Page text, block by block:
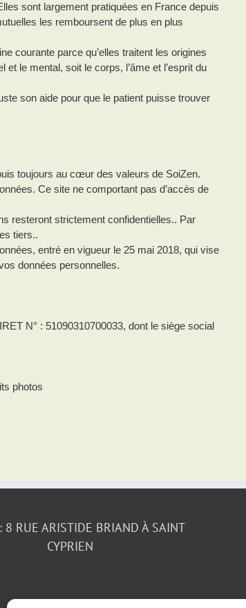
sont largement pratiquées en France depuis
les remboursent de plus en plus
courante parce qu’elles traitent les origines
le mental, soit le corps, l’âme et l’esprit du
son aide pour que le patient puisse trouver
toujours au cœur des valeurs de SoiZen.
Ce site ne comportant pas d’accès de
resteront strictement confidentielles.. Par
tiers..
entré en vigueur le 25 mai 2018, qui vise
données personnelles.
N° : 51090310700033, dont le siège social
photos
8 RUE ARISTIDE BRIAND À SAINT
CYPRIEN